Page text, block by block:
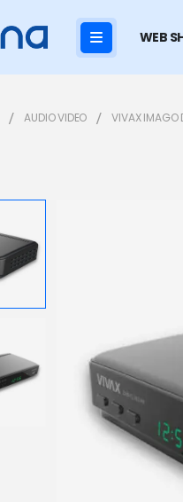
WEB
AUDIO VIDEO VIVAX IMAGO